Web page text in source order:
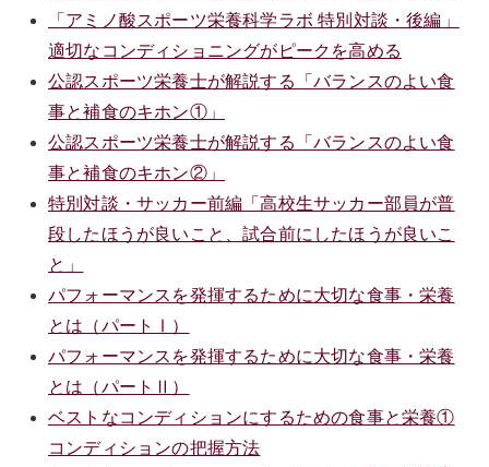
「アミノ酸スポーツ栄養科学ラボ 特別対談・後編」
適切なコンディショニングがピークを高める
公認スポーツ栄養士が解説する「バランスのよい食
事と補食のキホン①」
公認スポーツ栄養士が解説する「バランスのよい食
事と補食のキホン②」
特別対談・サッカー前編「高校生サッカー部員が普
段したほうが良いこと、試合前にしたほうが良いこ
と」
パフォーマンスを発揮するために大切な食事・栄養
とは（パートⅠ）
パフォーマンスを発揮するために大切な食事・栄養
とは（パートⅡ）
ベストなコンディションにするための食事と栄養①
コンディションの把握方法